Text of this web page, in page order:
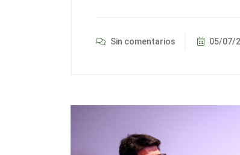
Sin comentarios 05/07/